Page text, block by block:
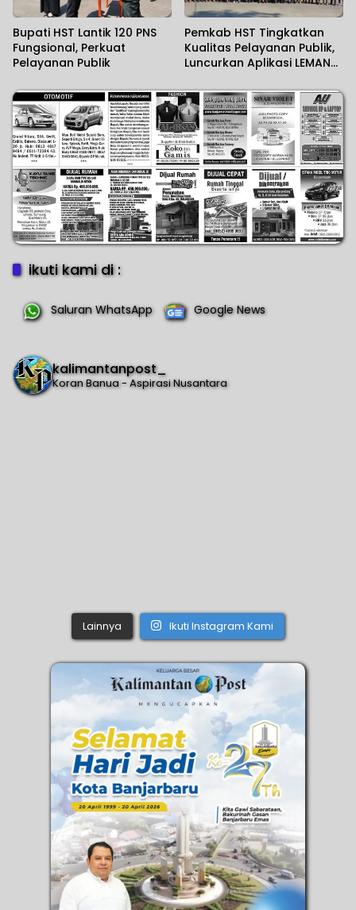
Bupati HST Lantik 120 PNS
Fungsional, Perkuat
Pelayanan Publik
Pemkab HST Tingkatkan
Kualitas Pelayanan Publik,
Luncurkan Aplikasi LEMANG
ikuti kami di :
Saluran WhatsApp Google News
kalimantanpost_
Koran Banua - Aspirasi Nusantara
Lainnya Ikuti Instagram Kami